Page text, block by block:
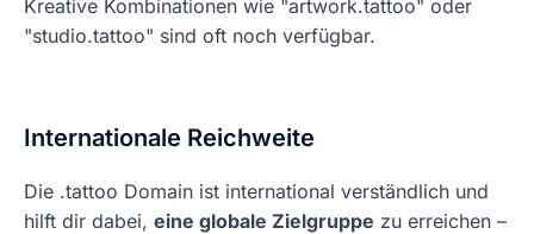
Kreative Kombinationen wie "artwork.tattoo" oder
"studio.tattoo" sind oft noch verfügbar.
Internationale Reichweite
Die .tattoo Domain ist international verständlich und
hilft dir dabei, eine globale Zielgruppe zu erreichen –